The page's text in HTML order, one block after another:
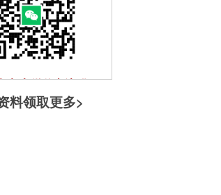
加入微信交流群
考生一起互动、学习
料领取更多>